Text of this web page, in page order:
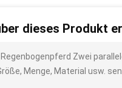
dieses Produkt
Zwei
Menge, Material usw.